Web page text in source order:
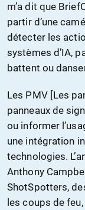
m’a dit que
partir d’une
détecter les
systèmes d’IA,
battent ou
Les PMV [Les
panneaux de
ou informer
une intégration
technologies.
Anthony
ShotSpotters,
les coups de